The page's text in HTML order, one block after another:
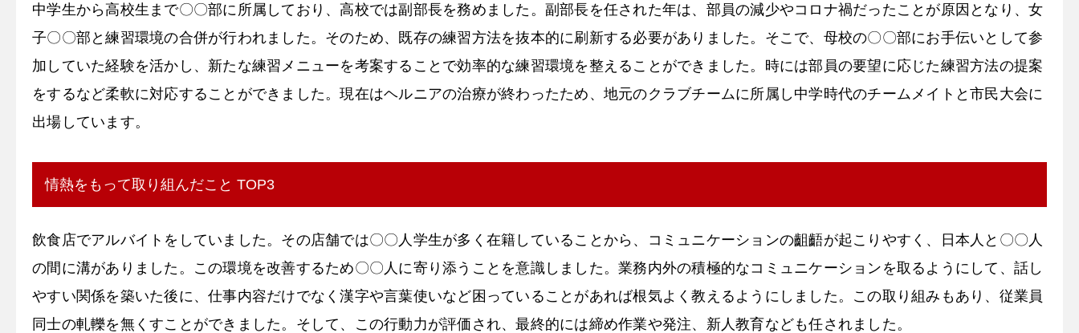
中学生から高校生まで〇〇部に所属しており、高校では副部長を務めました。副部長を任された年は、部員の減少やコロナ禍だったことが原因となり、女
子〇〇部と練習環境の合併が行われました。そのため、既存の練習方法を抜本的に刷新する必要がありました。そこで、母校の〇〇部にお手伝いとして参
加していた経験を活かし、新たな練習メニューを考案することで効率的な練習環境を整えることができました。時には部員の要望に応じた練習方法の提案
をするなど柔軟に対応することができました。現在はヘルニアの治療が終わったため、地元のクラブチームに所属し中学時代のチームメイトと市民大会に
出場しています。
情熱をもって取り組んだこと TOP3
飲食店でアルバイトをしていました。その店舗では〇〇人学生が多く在籍していることから、コミュニケーションの齟齬が起こりやすく、日本人と〇〇人
の間に溝がありました。この環境を改善するため〇〇人に寄り添うことを意識しました。業務内外の積極的なコミュニケーションを取るようにして、話し
やすい関係を築いた後に、仕事内容だけでなく漢字や言葉使いなど困っていることがあれば根気よく教えるようにしました。この取り組みもあり、従業員
同士の軋轢を無くすことができました。そして、この行動力が評価され、最終的には締め作業や発注、新人教育なども任されました。